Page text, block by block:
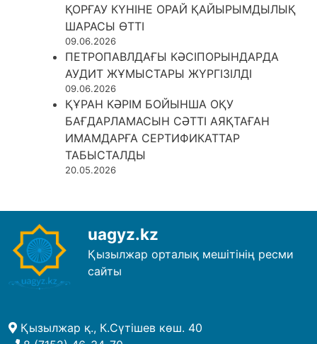
ҚОРҒАУ КҮНІНЕ ОРАЙ ҚАЙЫРЫМДЫЛЫҚ
ШАРАСЫ ӨТТІ
09.06.2026
ПЕТРОПАВЛДАҒЫ КӘСІПОРЫНДАРДА
АУДИТ ЖҰМЫСТАРЫ ЖҮРГІЗІЛДІ
09.06.2026
ҚҰРАН КӘРІМ БОЙЫНША ОҚУ
БАҒДАРЛАМАСЫН СӘТТІ АЯҚТАҒАН
ИМАМДАРҒА СЕРТИФИКАТТАР
ТАБЫСТАЛДЫ
20.05.2026
uagyz.kz
Қызылжар орталық мешітінің ресми
сайты
Қызылжар қ., К.Сүтішев көш. 40